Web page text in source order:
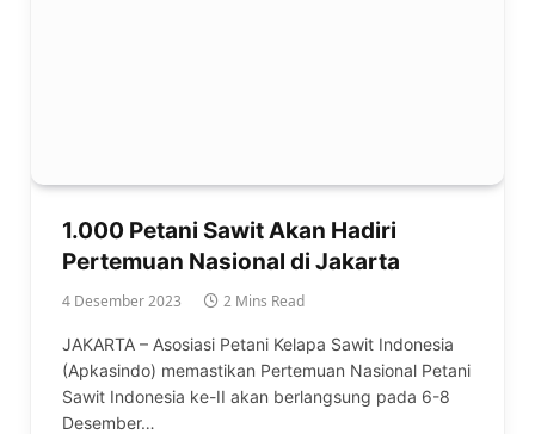
1.000 Petani Sawit Akan Hadiri
Pertemuan Nasional di Jakarta
4 Desember 2023 2 Mins Read
JAKARTA – Asosiasi Petani Kelapa Sawit Indonesia
(Apkasindo) memastikan Pertemuan Nasional Petani
Sawit Indonesia ke-II akan berlangsung pada 6-8
Desember…